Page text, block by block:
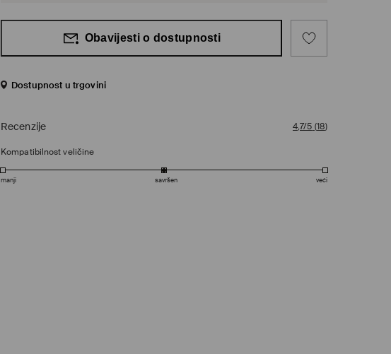
Obavijesti o dostupnosti
Dostupnost u trgovini
Recenzije 4,7/5 (18)
Kompatibilnost veličine
manji savršen veći